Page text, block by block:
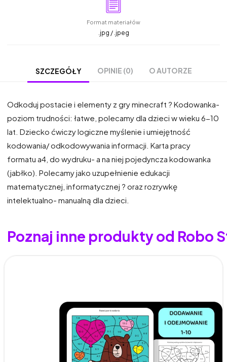
Format materiałów
.jpg / .jpeg
SZCZEGÓŁY OPINIE (0) O AUTORZE
Odkoduj postacie i elementy z gry minecraft ? Kodowanka-
poziom trudności: łatwe, polecamy dla dzieci w wieku 6-10
lat. Dziecko ćwiczy logiczne myślenie i umiejętność
kodowania/ odkodowywania informacji. Karta pracy
formatu a4, do wydruku- a na niej pojedyncza kodowanka
(jabłko). Polecamy jako uzupełnienie edukacji
matematycznej, informatycznej ? oraz rozrywkę
intelektualno- manualną dla dzieci.
Poznaj inne produkty od Robo